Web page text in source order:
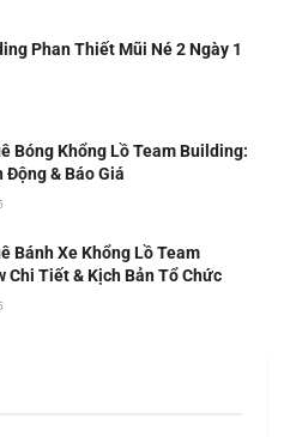
Phan Thiết Mũi Né 2 Ngày 1
Bóng Khổng Lồ Team Building:
Động & Báo Giá
Bánh Xe Khổng Lồ Team
Chi Tiết & Kịch Bản Tổ Chức